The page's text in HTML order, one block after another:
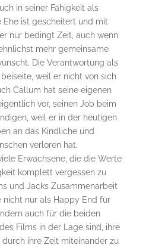
in seiner Fähigkeit als
Ehe ist gescheitert und mit
nur bedingt Zeit, auch wenn
mehr gemeinsame
Die Verantwortung als
weil er nicht von sich
Callum hat seine eigenen
vor, seinen Job beim
weil er in der heutigen
an das Kindliche und
verloren hat.
Erwachsene, die die Werte
komplett vergessen zu
und Jacks Zusammenarbeit
nur als Happy End für
auch für die beiden
Films in der Lage sind, ihre
ihre Zeit miteinander zu